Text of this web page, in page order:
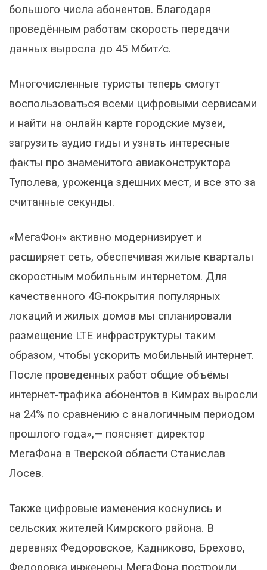
большого числа абонентов. Благодаря
проведённым работам скорость передачи
данных выросла до 45 Мбит⁄с.
Многочисленные туристы теперь смогут
воспользоваться всеми цифровыми сервисами
и найти на онлайн карте городские музеи,
загрузить аудио гиды и узнать интересные
факты про знаменитого авиаконструктора
Туполева, уроженца здешних мест, и все это за
считанные секунды.
«МегаФон» активно модернизирует и
расширяет сеть, обеспечивая жилые кварталы
скоростным мобильным интернетом. Для
качественного 4G‑покрытия популярных
локаций и жилых домов мы спланировали
размещение LTE инфраструктуры таким
образом, чтобы ускорить мобильный интернет.
После проведенных работ общие объёмы
интернет‑трафика абонентов в Кимрах выросли
на 24% по сравнению с аналогичным периодом
прошлого года»,— поясняет директор
МегаФона в Тверской области Станислав
Лосев.
Также цифровые изменения коснулись и
сельских жителей Кимрского района. В
деревнях Федоровское, Кадниково, Брехово,